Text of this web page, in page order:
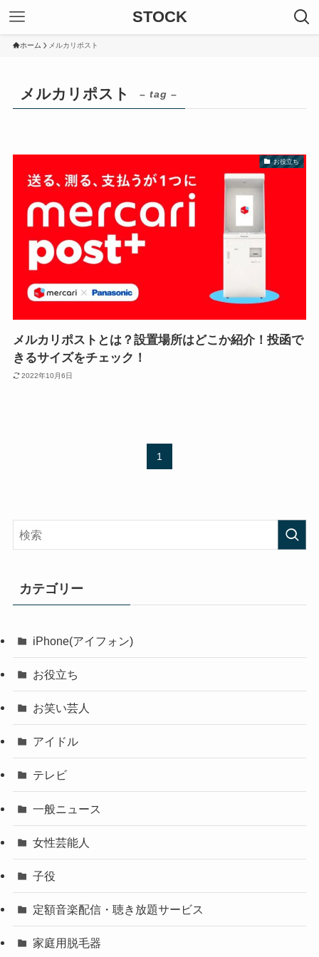
STOCK
ホーム メルカリポスト
メルカリポスト – tag –
お役立ち
メルカリポストとは？設置場所はどこか紹介！投函で
きるサイズをチェック！
2022年10月6日
1
カテゴリー
iPhone(アイフォン)
お役立ち
お笑い芸人
アイドル
テレビ
一般ニュース
女性芸能人
子役
定額音楽配信・聴き放題サービス
家庭用脱毛器